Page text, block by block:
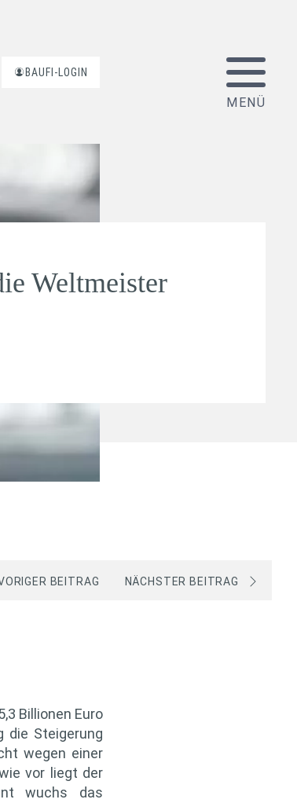
BAUFI-LOGIN
Weltmeister
BEITRAG NÄCHSTER BEITRAG
Billionen Euro
die Steigerung
wegen einer
vor liegt der
wuchs das